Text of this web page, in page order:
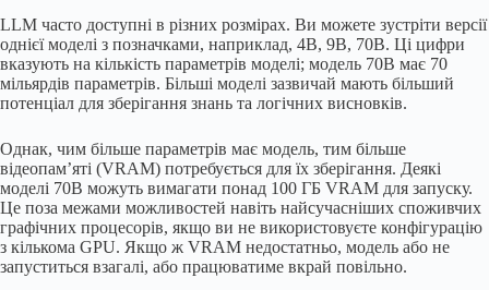
LLM часто доступні в різних розмірах. Ви можете зустріти версії
однієї моделі з позначками, наприклад, 4B, 9B, 70B. Ці цифри
вказують на кількість параметрів моделі; модель 70B має 70
мільярдів параметрів. Більші моделі зазвичай мають більший
потенціал для зберігання знань та логічних висновків.
Однак, чим більше параметрів має модель, тим більше
відеопам’яті (VRAM) потребується для їх зберігання. Деякі
моделі 70B можуть вимагати понад 100 ГБ VRAM для запуску.
Це поза межами можливостей навіть найсучасніших споживчих
графічних процесорів, якщо ви не використовуєте конфігурацію
з кількома GPU. Якщо ж VRAM недостатньо, модель або не
запуститься взагалі, або працюватиме вкрай повільно.